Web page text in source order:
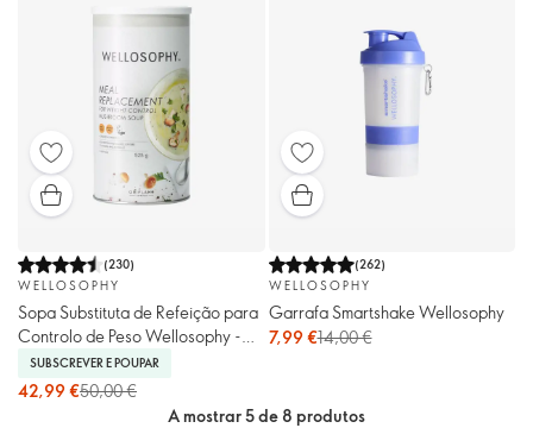
(230)
WELLOSOPHY
Sopa Substituta de Refeição para
Controlo de Peso Wellosophy -
Cogumelos
SUBSCREVER E POUPAR
42,99 €50,00 €
(262)
WELLOSOPHY
Garrafa Smartshake Wellosophy
7,99 €14,00 €
A mostrar 5 de 8 produtos